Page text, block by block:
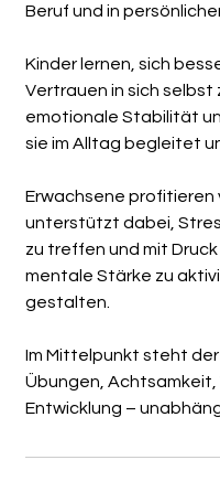
Beruf und in
Kinder lernen, sich
Vertrauen in sich
emotionale Stabilität
sie im Alltag begleitet
Erwachsene profitieren
unterstützt dabei,
zu treffen und mit
mentale Stärke zu
gestalten.
Im Mittelpunkt steht der
Übungen,
Entwicklung –